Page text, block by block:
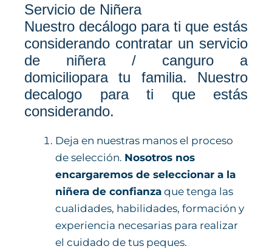
Servicio de Niñera
Nuestro decálogo para ti que estás
considerando contratar un servicio
de niñera / canguro a
domiciliopara tu familia. Nuestro
decalogo para ti que estás
considerando.
Deja en nuestras manos el proceso
de selección. Nosotros nos
encargaremos de seleccionar a la
niñera de confianza que tenga las
cualidades, habilidades, formación y
experiencia necesarias para realizar
el cuidado de tus peques.